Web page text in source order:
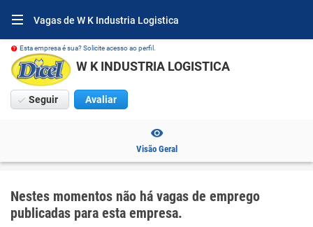
Vagas de W K Industria Logistica
Esta empresa é sua? Solicite acesso ao perfil.
W K INDUSTRIA LOGISTICA
Seguir Avaliar
Visão Geral
Nestes momentos não há vagas de emprego
publicadas para esta empresa.